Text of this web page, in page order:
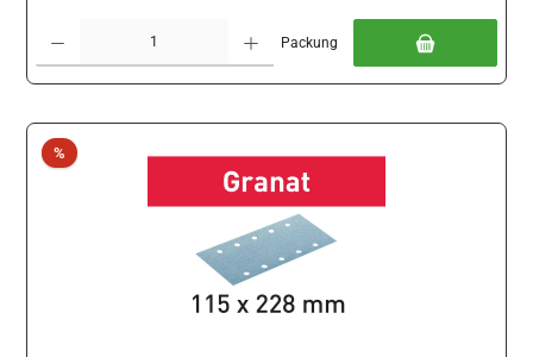
Packung
%Rabatt